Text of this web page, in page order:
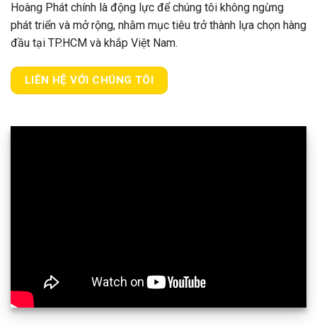
Hoàng Phát chính là động lực để chúng tôi không ngừng
phát triển và mở rộng, nhằm mục tiêu trở thành lựa chọn hàng
đầu tại TP.HCM và khắp Việt Nam.
LIÊN HỆ VỚI CHÚNG TÔI